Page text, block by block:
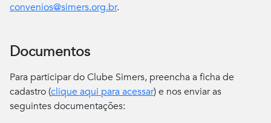
convenios@simers.org.br.
Documentos
Para participar do Clube Simers, preencha a ficha de
cadastro (clique aqui para acessar) e nos enviar as
seguintes documentações: